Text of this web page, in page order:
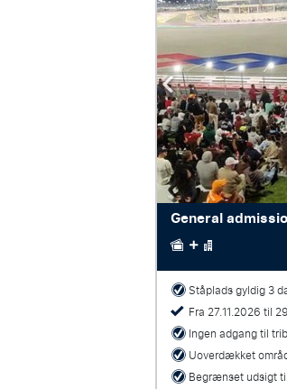
General
Ståplads gyldig 3
Fra 27.11.2026 til
Ingen adgang til
Uoverdækket
Begrænset udsigt